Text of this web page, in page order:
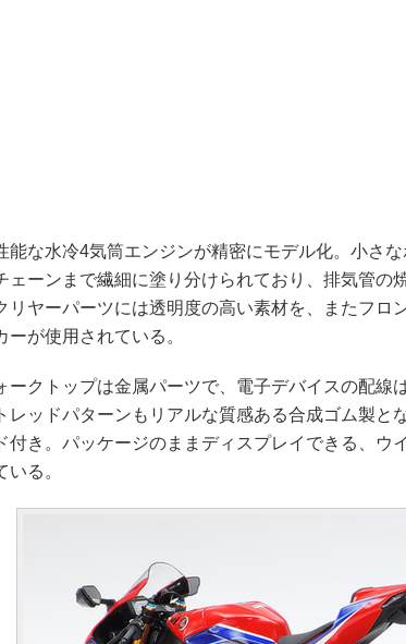
な水冷4気筒エンジンが精密にモデル化。小さな
ェーンまで繊細に塗り分けられており、排気管の
リヤーパーツには透明度の高い素材を、またフロ
ーが使用されている。
クトップは金属パーツで、電子デバイスの配線
レッドパターンもリアルな質感ある合成ゴム製と
付き。パッケージのままディスプレイできる、ウ
いる。